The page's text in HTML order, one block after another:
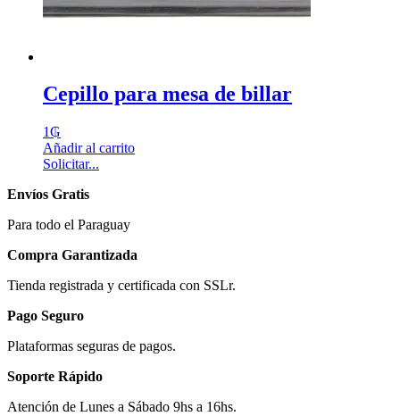
Cepillo para mesa de billar
1₲
Añadir al carrito
Solicitar...
Envíos Gratis
Para todo el Paraguay
Compra Garantizada
Tienda registrada y certificada con SSLr.
Pago Seguro
Plataformas seguras de pagos.
Soporte Rápido
Atención de Lunes a Sábado 9hs a 16hs.